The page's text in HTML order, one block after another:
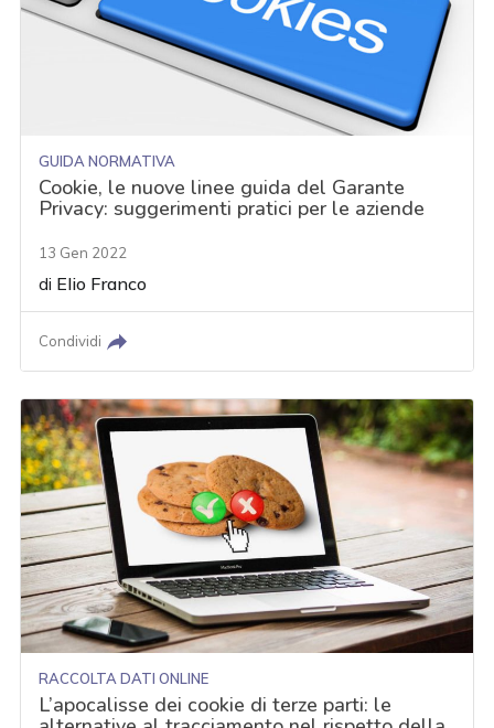
GUIDA NORMATIVA
Cookie, le nuove linee guida del Garante
Privacy: suggerimenti pratici per le aziende
13 Gen 2022
di Elio Franco
Condividi
RACCOLTA DATI ONLINE
L’apocalisse dei cookie di terze parti: le